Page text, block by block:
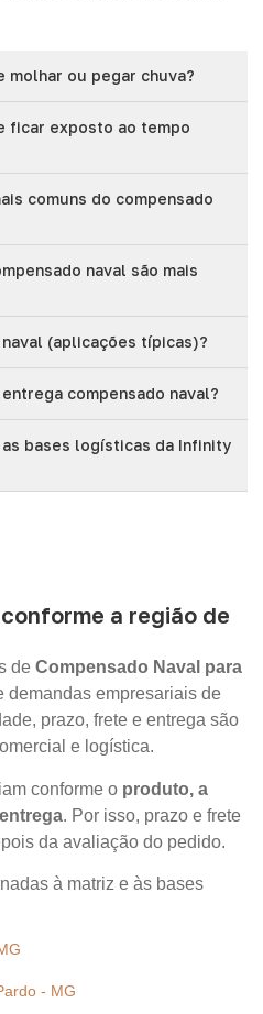
molhar ou pegar chuva?
ficar exposto ao tempo
comuns do compensado
naval são mais
(aplicações típicas)?
compensado naval?
bases logísticas da Infinity
a região de
de Compensado Naval para
demandas empresariais de
prazo, frete e entrega são
e logística.
conforme o produto, a
. Por isso, prazo e frete
da avaliação do pedido.
à matriz e às bases
- MG